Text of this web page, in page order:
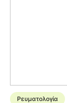
Ρευματολογία